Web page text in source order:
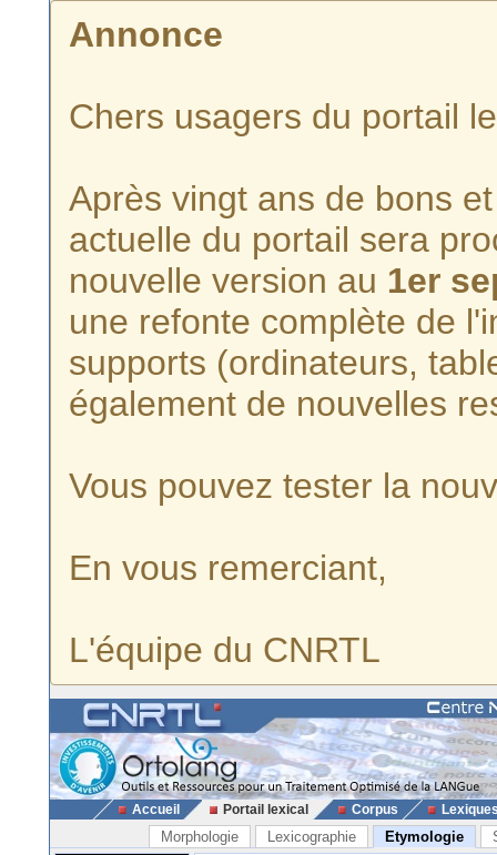
Annonce
Chers usagers du portail
Après vingt ans de bons
actuelle du portail sera
nouvelle version au 1er
une refonte complète de
supports (ordinateurs,
également de nouvelles
Vous pouvez tester la
En vous remerciant,
L'équipe du CNRTL
Accueil Portail lexical Corpus
Morphologie Lexicographie Etymologie